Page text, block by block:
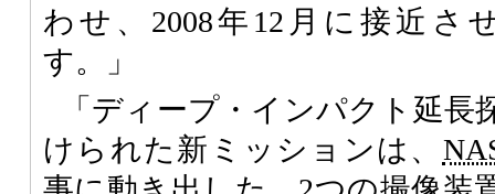
わせ、2008年12月に接近さ
す。」
「ディープ・インパクト延長
けられた新ミッションは、